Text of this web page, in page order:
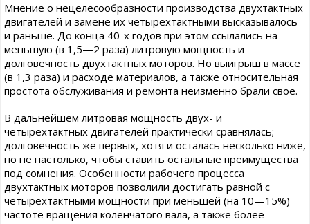
Мнение о нецелесообразности производства двухтактных
двигателей и замене их четырехтактными высказывалось
и раньше. До конца 40-х годов при этом ссылались на
меньшую (в 1,5—2 раза) литровую мощность и
долговечность двухтактных моторов. Но выигрыш в массе
(в 1,3 раза) и расходе материалов, а также относительная
простота обслуживания и ремонта неизменно брали свое.
В дальнейшем литровая мощность двух- и
четырехтактных двигателей практически сравнялась;
долговечность же первых, хотя и осталась несколько ниже,
но не настолько, чтобы ставить остальные преимущества
под сомнения. Особенности рабочего процесса
двухтактных моторов позволили достигать равной с
четырехтактными мощности при меньшей (на 10—15%)
частоте вращения коленчатого вала, а также более